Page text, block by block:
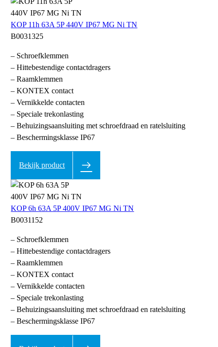
KOP 11h 63A 5P 440V IP67 MG Ni TN
B0031325
– Schroefklemmen
– Hittebestendige contactdragers
– Raamklemmen
– KONTEX contact
– Vernikkelde contacten
– Speciale trekonlasting
– Behuizingsaansluiting met schroefdraad en ratelsluiting
– Beschermingsklasse IP67
Bekijk product
KOP 6h 63A 5P 400V IP67 MG Ni TN
B0031152
– Schroefklemmen
– Hittebestendige contactdragers
– Raamklemmen
– KONTEX contact
– Vernikkelde contacten
– Speciale trekonlasting
– Behuizingsaansluiting met schroefdraad en ratelsluiting
– Beschermingsklasse IP67